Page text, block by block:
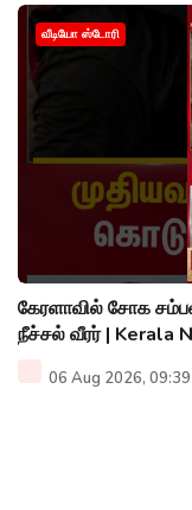
வீடியோ ஸ்டோரி
கேரளாவில் சோக
நீச்சல் வீரர் | Kerala
06 Aug 2026,